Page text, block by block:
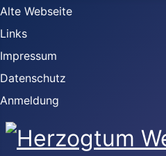
Alte Webseite
Links
Impressum
Datenschutz
Anmeldung